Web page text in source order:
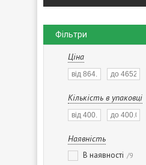
Фільтри
Ціна
Кількість в упаковці
Наявність
В наявності 9